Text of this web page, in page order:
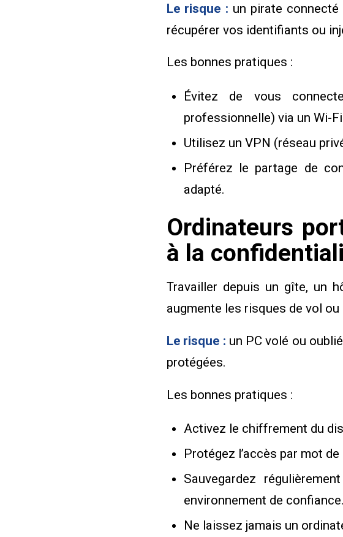
Le risque : un pirate
récupérer vos identifiants ou
Les bonnes pratiques :
Évitez de vous
professionnelle) via un Wi-
Utilisez un VPN (réseau
Préférez le partage de
adapté.
Ordinateurs
à la
Travailler depuis un gîte, un
augmente les risques de vol
Le risque : un PC volé ou
protégées.
Les bonnes pratiques :
Activez le chiffrement du
Protégez l’accès par mot
Sauvegardez
environnement de confiance.
Ne laissez jamais un